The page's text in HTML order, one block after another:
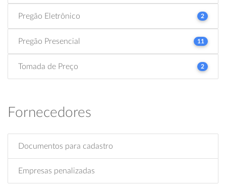
Pregão Eletrônico 2
Pregão Presencial 11
Tomada de Preço 2
Fornecedores
Documentos para cadastro
Empresas penalizadas